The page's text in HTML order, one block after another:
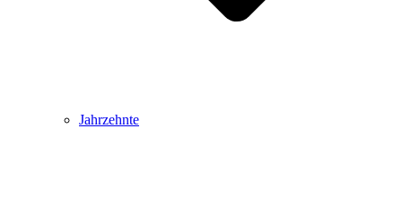
Jahrzehnte